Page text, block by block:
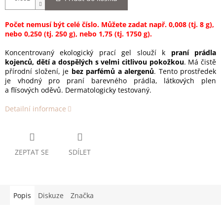
Počet nemusí být celé číslo. Můžete zadat např. 0,008 (tj. 8 g),
nebo 0,250 (tj. 250 g), nebo 1,75 (tj. 1750 g).
Koncentrovaný ekologický prací gel slouží k praní prádla
kojenců, dětí a dospělých s velmi citlivou pokožkou. Má čistě
přírodní složení, je bez parfémů a alergenů. Tento prostředek
je vhodný pro praní barevného prádla, látkových plen
a flísových oděvů. Dermatologicky testovaný.
Detailní informace
ZEPTAT SE SDÍLET
Popis Diskuze Značka